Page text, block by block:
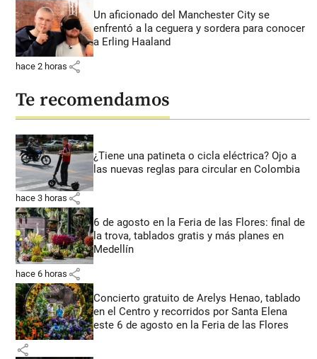
Un aficionado del Manchester City se
enfrentó a la ceguera y sordera para conocer
a Erling Haaland
hace 2 horas share
Te recomendamos
¿Tiene una patineta o cicla eléctrica? Ojo a
las nuevas reglas para circular en Colombia
hace 3 horas share
6 de agosto en la Feria de las Flores: final de
la trova, tablados gratis y más planes en
Medellín
hace 6 horas share
Concierto gratuito de Arelys Henao, tablado
en el Centro y recorridos por Santa Elena
este 6 de agosto en la Feria de las Flores
share